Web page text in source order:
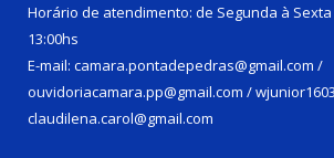
Horário de atendimento: de Segunda à Sexta
13:00hs
E-mail: camara.pontadepedras@gmail.com /
ouvidoriacamara.pp@gmail.com /
claudilena.carol@gmail.com